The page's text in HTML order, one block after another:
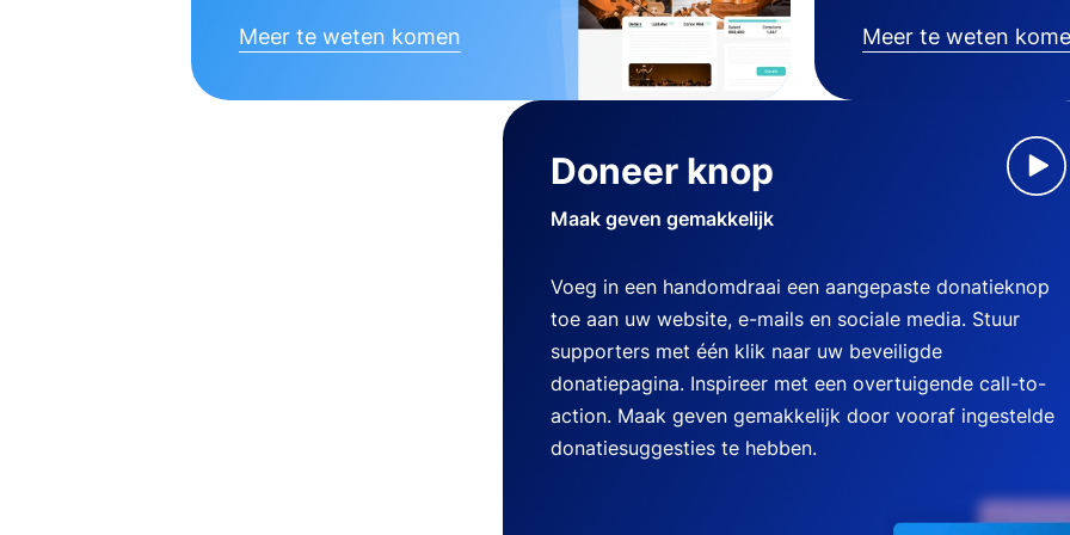
Meer te weten komen Meer te weten
Doneer knop
Maak geven gemakkelijk
Voeg in een handomdraai een aangepaste donatieknop
toe aan uw website, e-mails en sociale media. Stuur
supporters met één klik naar uw beveiligde
donatiepagina. Inspireer met een overtuigende call-to-
action. Maak geven gemakkelijk door vooraf ingestelde
donatiesuggesties te hebben.